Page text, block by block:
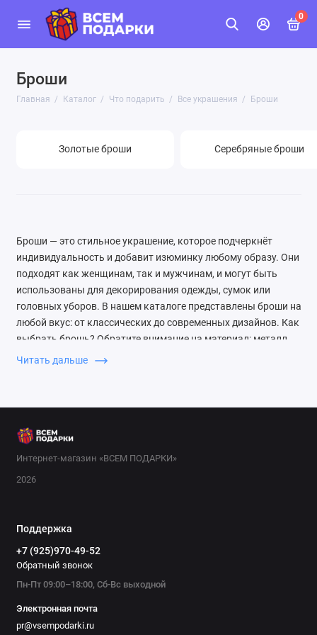
0
Броши
Главная Каталог Что подарить Все украшения Броши
Золотые броши Серебряные броши
Броши — это стильное украшение, которое подчеркнёт
индивидуальность и добавит изюминку любому образу. Они
подходят как женщинам, так и мужчинам, и могут быть
использованы для декорирования одежды, сумок или
головных уборов. В нашем каталоге представлены броши на
любой вкус: от классических до современных дизайнов. Как
выбрать брошь? Обратите внимание на материал: металл,
эмаль, стразы или натуральные камни. Для повседневного
цветок из эмали для нежной натуры; брошь с кристаллами
для любительниц блеска; брошь-бабочка для творческих
фруктов или абстракций. Выбирайте броши в нашем
уже сегодня!
Читать дальше
Интернет-магазин «ВСЕМ ПОДАРКИ»
2026
Поддержка
+7 (925)970-49-52
Обратный звонок
Пн-Пт 09:00–18:00, Сб-Вс выходной
Электронная почта
pr@vsempodarki.ru